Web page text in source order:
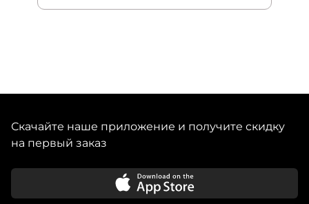
Скачайте наше приложение и получите скидку
на первый заказ